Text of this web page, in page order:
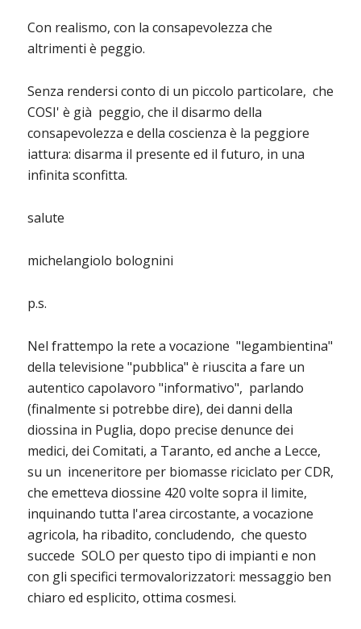
Con realismo, con la consapevolezza che
altrimenti è peggio.
Senza rendersi conto di un piccolo particolare, che
COSI' è già peggio, che il disarmo della
consapevolezza e della coscienza è la peggiore
iattura: disarma il presente ed il futuro, in una
infinita sconfitta.
salute
michelangiolo bolognini
p.s.
Nel frattempo la rete a vocazione "legambientina"
della televisione "pubblica" è riuscita a fare un
autentico capolavoro "informativo", parlando
(finalmente si potrebbe dire), dei danni della
diossina in Puglia, dopo precise denunce dei
medici, dei Comitati, a Taranto, ed anche a Lecce,
su un inceneritore per biomasse riciclato per CDR,
che emetteva diossine 420 volte sopra il limite,
inquinando tutta l'area circostante, a vocazione
agricola, ha ribadito, concludendo, che questo
succede SOLO per questo tipo di impianti e non
con gli specifici termovalorizzatori: messaggio ben
chiaro ed esplicito, ottima cosmesi.